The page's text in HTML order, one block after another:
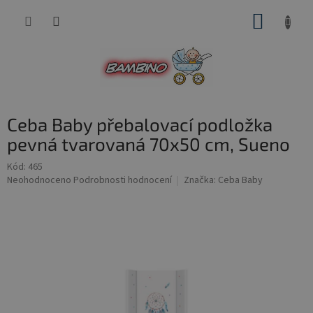
Ceba Baby přebalovací podložka
pevná tvarovaná 70x50 cm, Sueno
Kód: 465
Průměrné
Neohodnoceno Podrobnosti hodnocení Značka: Ceba Baby